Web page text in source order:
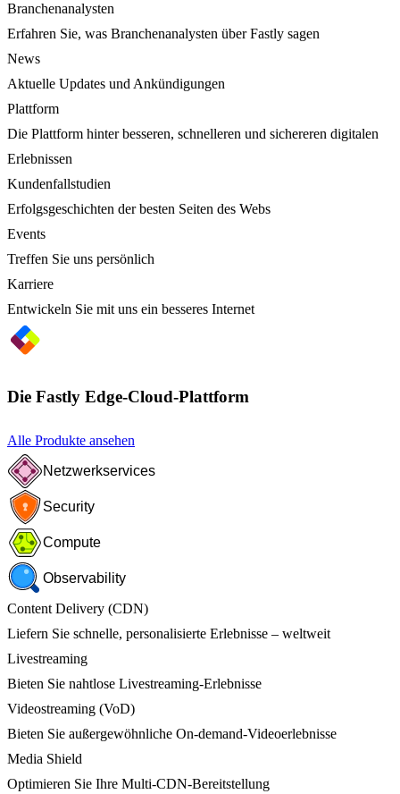
Branchenanalysten
Erfahren Sie, was Branchenanalysten über Fastly sagen
News
Aktuelle Updates und Ankündigungen
Plattform
Die Plattform hinter besseren, schnelleren und sichereren digitalen
Erlebnissen
Kundenfallstudien
Erfolgsgeschichten der besten Seiten des Webs
Events
Treffen Sie uns persönlich
Karriere
Entwickeln Sie mit uns ein besseres Internet
Die Fastly Edge-Cloud-Plattform
Alle Produkte ansehen
Netzwerkservices
Security
Compute
Observability
Content Delivery (CDN)
Liefern Sie schnelle, personalisierte Erlebnisse – weltweit
Livestreaming
Bieten Sie nahtlose Livestreaming-Erlebnisse
Videostreaming (VoD)
Bieten Sie außergewöhnliche On-demand-Videoerlebnisse
Media Shield
Optimieren Sie Ihre Multi-CDN-Bereitstellung